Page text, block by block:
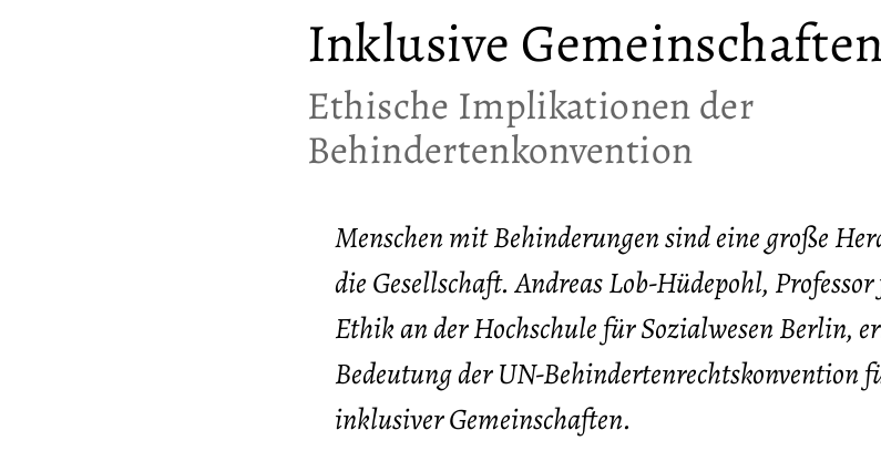
Inklusive Gemeinschaften
:
Ethische Implikationen der
Behindertenkonvention
Menschen mit Behinderungen sind eine große
die Gesellschaft. Andreas Lob-Hüdepohl,
Ethik an der Hochschule für Sozialwesen Berlin,
Bedeutung der UN-Behindertenrechtskonvention
inklusiver Gemeinschaften.